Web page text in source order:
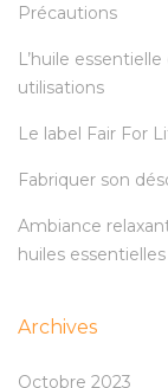
Précautions
L’huile
utilisations
Le label Fair For
Fabriquer son
Ambiance
huiles essentielles
Archives
Octobre 2023